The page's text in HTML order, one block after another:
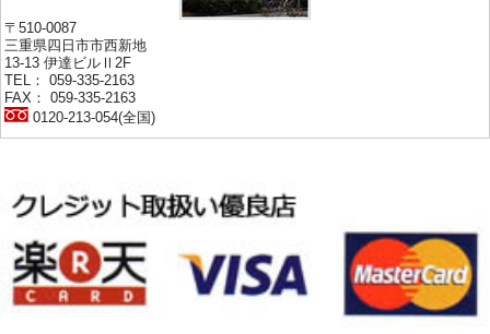
〒510-0087
三重県四日市市西新地
13-13 伊達ビルⅡ2F
TEL： 059-335-2163
FAX： 059-335-2163
0120-213-054(全国)